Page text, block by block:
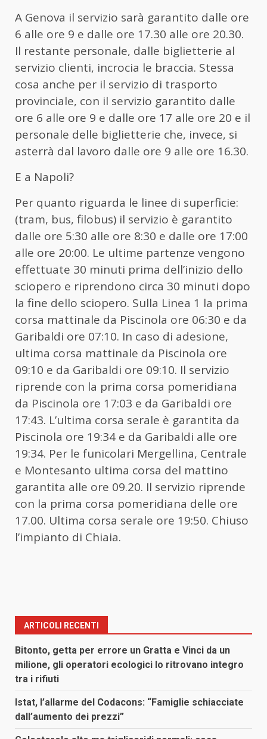
A Genova il servizio sarà garantito dalle ore
6 alle ore 9 e dalle ore 17.30 alle ore 20.30.
Il restante personale, dalle biglietterie al
servizio clienti, incrocia le braccia. Stessa
cosa anche per il servizio di trasporto
provinciale, con il servizio garantito dalle
ore 6 alle ore 9 e dalle ore 17 alle ore 20 e il
personale delle biglietterie che, invece, si
asterrà dal lavoro dalle ore 9 alle ore 16.30.
E a Napoli?
Per quanto riguarda le linee di superficie:
(tram, bus, filobus) il servizio è garantito
dalle ore 5:30 alle ore 8:30 e dalle ore 17:00
alle ore 20:00. Le ultime partenze vengono
effettuate 30 minuti prima dell’inizio dello
sciopero e riprendono circa 30 minuti dopo
la fine dello sciopero. Sulla Linea 1 la prima
corsa mattinale da Piscinola ore 06:30 e da
Garibaldi ore 07:10. In caso di adesione,
ultima corsa mattinale da Piscinola ore
09:10 e da Garibaldi ore 09:10. Il servizio
riprende con la prima corsa pomeridiana
da Piscinola ore 17:03 e da Garibaldi ore
17:43. L’ultima corsa serale è garantita da
Piscinola ore 19:34 e da Garibaldi alle ore
19:34. Per le funicolari Mergellina, Centrale
e Montesanto ultima corsa del mattino
garantita alle ore 09.20. Il servizio riprende
con la prima corsa pomeridiana delle ore
17.00. Ultima corsa serale ore 19:50. Chiuso
l’impianto di Chiaia.
ARTICOLI RECENTI
Bitonto, getta per errore un Gratta e Vinci da un
milione, gli operatori ecologici lo ritrovano integro
tra i rifiuti
Istat, l’allarme del Codacons: “Famiglie schiacciate
dall’aumento dei prezzi”